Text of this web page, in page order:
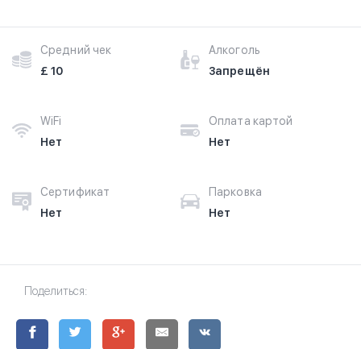
Средний чек
£ 10
Алкоголь
Запрещён
WiFi
Нет
Оплата картой
Нет
Сертификат
Нет
Парковка
Нет
Поделиться: